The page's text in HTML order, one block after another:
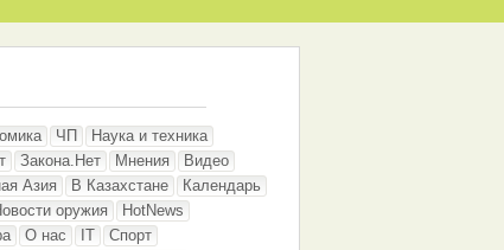
ЧП
Наука и техника
Закона.Нет Мнения
Видео
Азия В Казахстане
Календарь
оружия
HotNews
О нас IT
Спорт